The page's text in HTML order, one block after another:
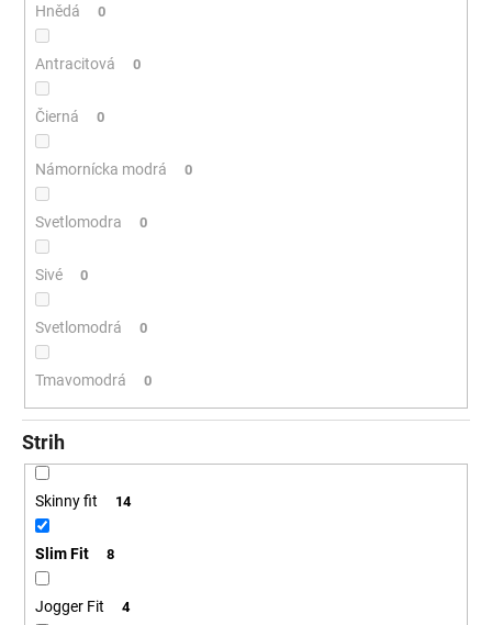
Hnědá 0
Antracitová 0
Čierná 0
Námornícka modrá 0
Svetlomodra 0
Sivé 0
Svetlomodrá 0
Tmavomodrá 0
Strih
Skinny fit 14
Slim Fit 8
Jogger Fit 4